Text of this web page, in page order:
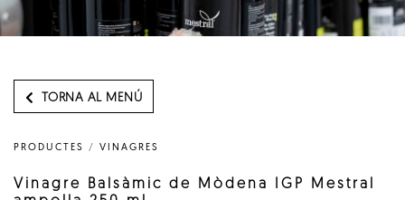
TORNA AL MENÚ
PRODUCTES / VINAGRES
Vinagre Balsàmic de Mòdena IGP Mestral
PRODUCTES
EL NOSTRE OLI
SELECCIONAR IDIOMA: CAT